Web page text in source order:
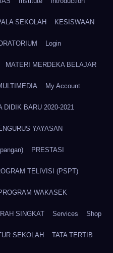
SEKOLAH KESISWAAN
Login
MATERI MERDEKA BELAJAR
My Account
DIDIK BARU 2020-2021
YAYASAN
PRESTASI
TELIVISI (PSPT)
WAKASEK
SINGKAT Services Shop
SEKOLAH TATA TERTIB